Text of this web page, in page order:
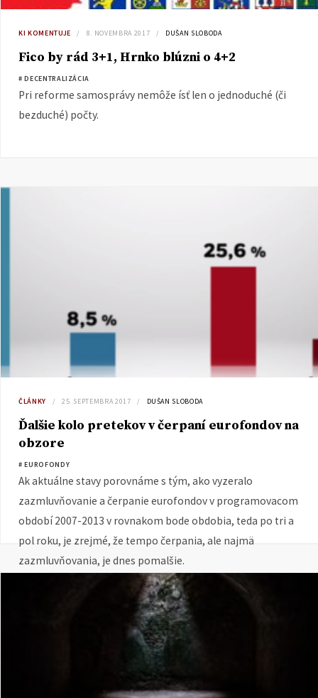
KI KOMENTUJE 8. NOVEMBRA 2017 DUŠAN SLOBODA
Fico by rád 3+1, Hrnko blúzni o 4+2
# DECENTRALIZÁCIA
Pri reforme samosprávy nemôže ísť len o jednoduché (či
bezduché) počty.
ČLÁNKY 25. SEPTEMBRA 2017 DUŠAN SLOBODA
Ďalšie kolo pretekov v čerpaní eurofondov na
obzore
# EUROFONDY
Ak aktuálne stavy porovnáme s tým, ako vyzeralo
zazmluvňovanie a čerpanie eurofondov v programovacom
období 2007-2013 v rovnakom bode obdobia, teda po tri a
pol roku, je zrejmé, že tempo čerpania, ale najmä
zazmluvňovania, je dnes pomalšie.